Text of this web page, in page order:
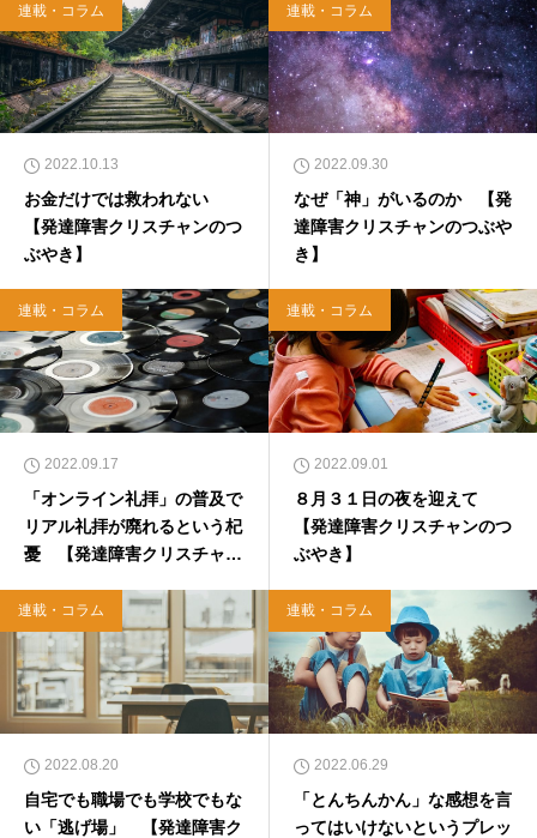
連載・コラム
2022.10.13
お金だけでは救われない
【発達障害クリスチャンのつ
ぶやき】
連載・コラム
2022.09.30
なぜ「神」がいるのか 【発
達障害クリスチャンのつぶや
き】
連載・コラム
2022.09.17
「オンライン礼拝」の普及で
リアル礼拝が廃れるという杞
憂 【発達障害クリスチャン
連載・コラム
2022.09.01
８月３１日の夜を迎えて
【発達障害クリスチャンのつ
ぶやき】
連載・コラム
2022.08.20
自宅でも職場でも学校でもな
い「逃げ場」 【発達障害ク
連載・コラム
2022.06.29
「とんちんかん」な感想を言
ってはいけないというプレッ